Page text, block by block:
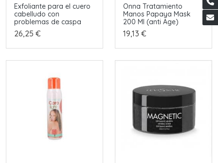
Exfoliante para el cuero
cabelludo con
problemas de caspa
26,25 €
Onna Tratamiento
Manos Papaya Mask
200 Ml (anti Age)
19,13 €